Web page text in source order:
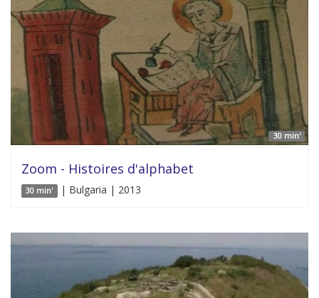
30 min'
Zoom - Histoires d'alphabet
30 min' | Bulgaria | 2013